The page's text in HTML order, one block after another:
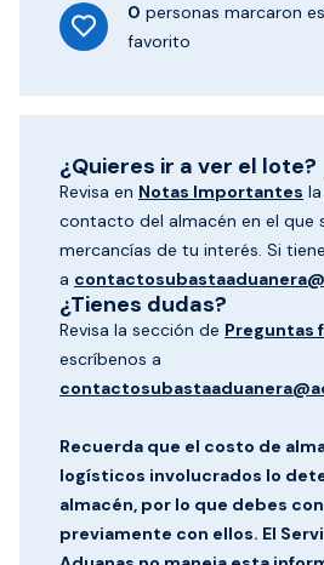
0 personas marcaron
favorito
¿Quieres ir a ver el lote?
Revisa en Notas Importantes
contacto del almacén en el que
mercancías de tu interés. Si
a
¿Tienes dudas?
Revisa la sección de Preguntas
escríbenos a
Recuerda que el costo de
logísticos involucrados lo
almacén, por lo que debes
previamente con ellos. El